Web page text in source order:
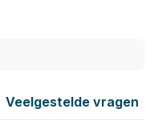
Veelgestelde vragen